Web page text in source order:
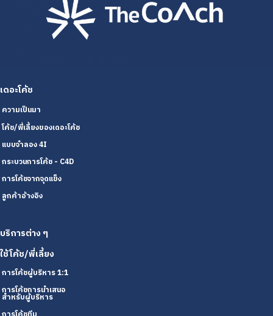
เดอะโค้ช
ความเป็นมา
โค้ช/พี่เลี้ยงของเดอะโค้ช
แบบจำลอง 4I
กระบวนการโค้ช - C4D
การโค้ชจากจุดแข็ง
ลูกค้าอ้างอิง
บริการต่าง ๆ
ใช้โค้ช/พี่เลี้ยง
การโค้ชผู้บริหาร 1:1
การโค้ชการนำเสนอ
สำหรับผู้บริหาร